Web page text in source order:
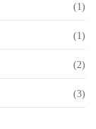
(1)
(1)
(2)
(3)